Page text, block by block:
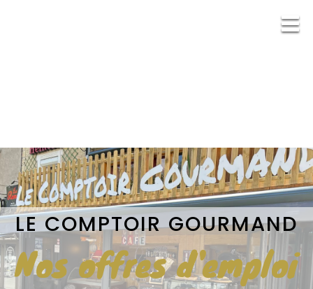
LE COMPTOIR GOURMAND
Nos offres d'emploi